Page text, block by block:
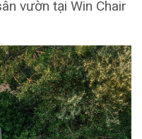
vườn tại Win Chair